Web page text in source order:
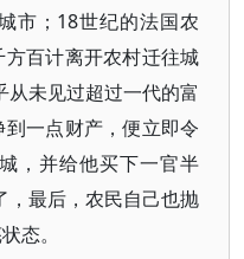
市；18世纪的法国农
百计离开农村迁往城
未见过超过一代的富
一点财产，便立即令
，并给他买下一官半
最后，农民自己也抛
态。